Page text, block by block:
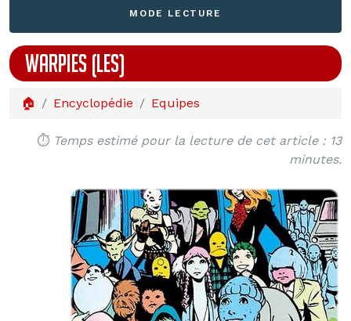
MODE LECTURE
WARPIES (LES)
🏠 Encyclopédie Equipes
⏱️ Temps estimé pour la lecture de cet article : 13
minutes.